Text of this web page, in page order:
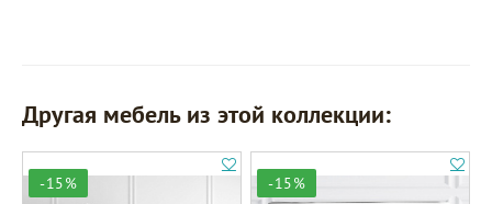
Другая мебель из этой коллекции:
-15% -15%